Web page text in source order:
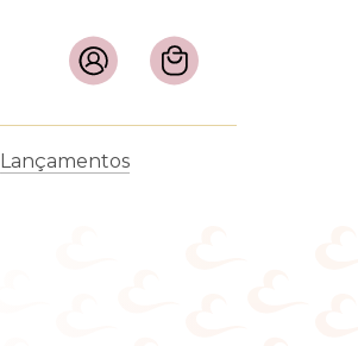
Lançamentos